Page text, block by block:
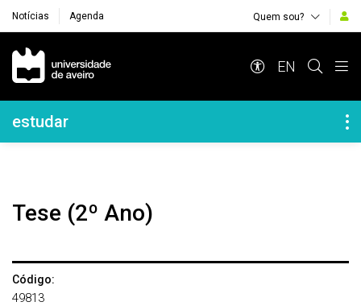
Notícias Agenda Quem sou?
Navegação Principal
EN
Navegação Lateral
estudar
Tese (2º Ano)
Código:
49813